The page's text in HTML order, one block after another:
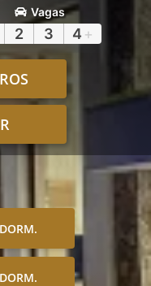
Vagas
2 3 4 +